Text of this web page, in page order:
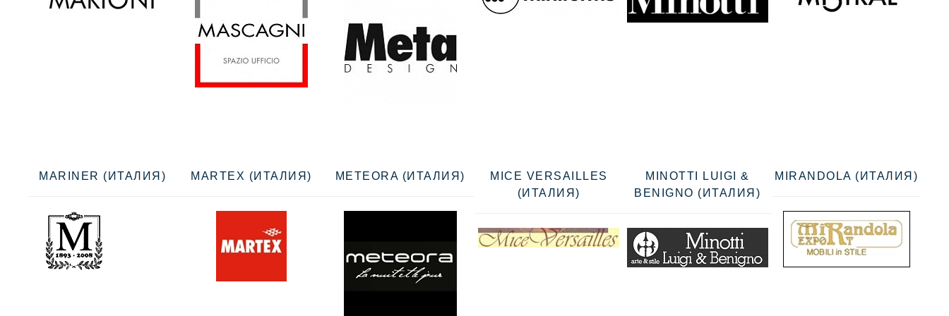
MARINER (ИТАЛИЯ) MARTEX (ИТАЛИЯ) METEORA (ИТАЛИЯ)
MICE VERSAILLES
(ИТАЛИЯ)
MINOTTI LUIGI &
BENIGNO (ИТАЛИЯ)
MIRANDOLA (ИТАЛИЯ)